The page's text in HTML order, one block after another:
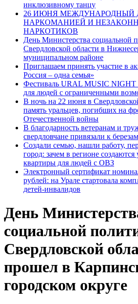
инклюзивному танцу
26 ИЮНЯ МЕЖДУНАРОДНЫЙ
НАРКОМАНИЕЙ И
НАРКОТИКОВ
День Министерства социальной
Свердловской области в
муниципальном районе
Приглашаем принять участие в
Россия – одна семья»
Фестиваль URAL MUSIC NIGHT
для людей с ограниченными
В ночь на 22 июня в
память уральцев, погибших на
Отечественной войны
В благодарность ветеранам и
свердловчане привязали к
Создали семью, нашли работу,
город: зачем в регионе
квартиры для людей с ОВЗ
Электронный сертификат
рублей: на Урале стартовала
детей-инвалидов
День
социальной
Свердловской
прошел в
городском округе